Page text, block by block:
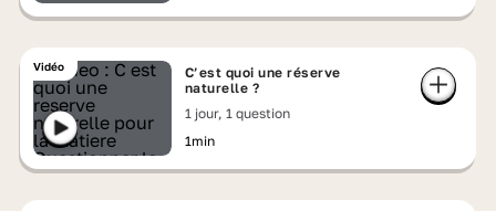
Vidéo
C’est quoi une réserve
naturelle ?
1 jour, 1 question
1min